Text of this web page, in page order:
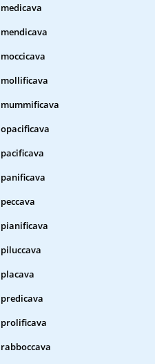
medicava
mendicava
moccicava
mollificava
mummificava
opacificava
pacificava
panificava
peccava
pianificava
piluccava
placava
predicava
prolificava
rabboccava